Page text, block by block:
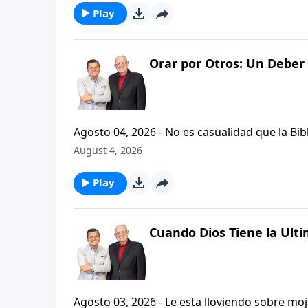
Play
Orar por Otros: Un Deber
Agosto 04, 2026 - No es casualidad que la Biblia contenga
profetas, apostoles...de gente comun y
especifica.
August 4, 2026
Play
Cuando Dios Tiene la
Agosto 03, 2026 - Le esta lloviendo sobre mojado? Siente que el dolor y el sufrimiento se han